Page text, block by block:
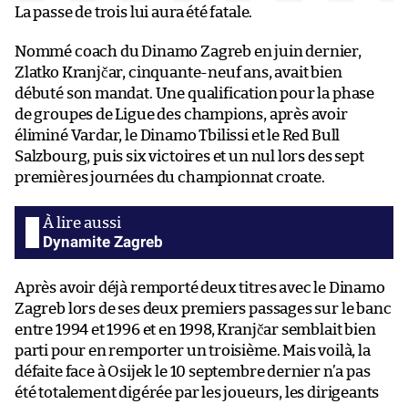
La passe de trois lui aura été fatale.
Nommé coach du Dinamo Zagreb en juin dernier,
Zlatko Kranjčar, cinquante-neuf ans, avait bien
débuté son mandat. Une qualification pour la phase
de groupes de Ligue des champions, après avoir
éliminé Vardar, le Dinamo Tbilissi et le Red Bull
Salzbourg, puis six victoires et un nul lors des sept
premières journées du championnat croate.
Dynamite Zagreb
Après avoir déjà remporté deux titres avec le Dinamo
Zagreb lors de ses deux premiers passages sur le banc
entre 1994 et 1996 et en 1998, Kranjčar semblait bien
parti pour en remporter un troisième. Mais voilà, la
défaite face à Osijek le 10 septembre dernier n’a pas
été totalement digérée par les joueurs, les dirigeants